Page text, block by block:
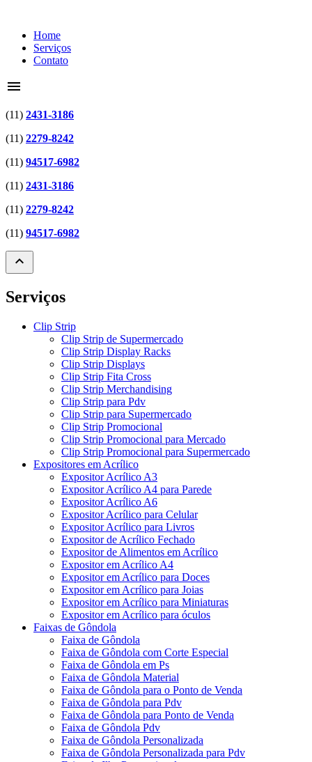
Home
Serviços
Contato
menu
(11) 2431-3186
(11) 2279-8242
(11) 94517-6982
(11) 2431-3186
(11) 2279-8242
(11) 94517-6982
expand_less
Serviços
Clip Strip
Clip Strip de Supermercado
Clip Strip Display Racks
Clip Strip Displays
Clip Strip Fita Cross
Clip Strip Merchandising
Clip Strip para Pdv
Clip Strip para Supermercado
Clip Strip Promocional
Clip Strip Promocional para Mercado
Clip Strip Promocional para Supermercado
Expositores em Acrílico
Expositor Acrílico A3
Expositor Acrílico A4 para Parede
Expositor Acrílico A6
Expositor Acrílico para Celular
Expositor Acrílico para Livros
Expositor de Acrílico Fechado
Expositor de Alimentos em Acrílico
Expositor em Acrílico A4
Expositor em Acrílico para Doces
Expositor em Acrílico para Joias
Expositor em Acrílico para Miniaturas
Expositor em Acrílico para óculos
Faixas de Gôndola
Faixa de Gôndola
Faixa de Gôndola com Corte Especial
Faixa de Gôndola em Ps
Faixa de Gôndola Material
Faixa de Gôndola para o Ponto de Venda
Faixa de Gôndola para Pdv
Faixa de Gôndola para Ponto de Venda
Faixa de Gôndola Pdv
Faixa de Gôndola Personalizada
Faixa de Gôndola Personalizada para Pdv